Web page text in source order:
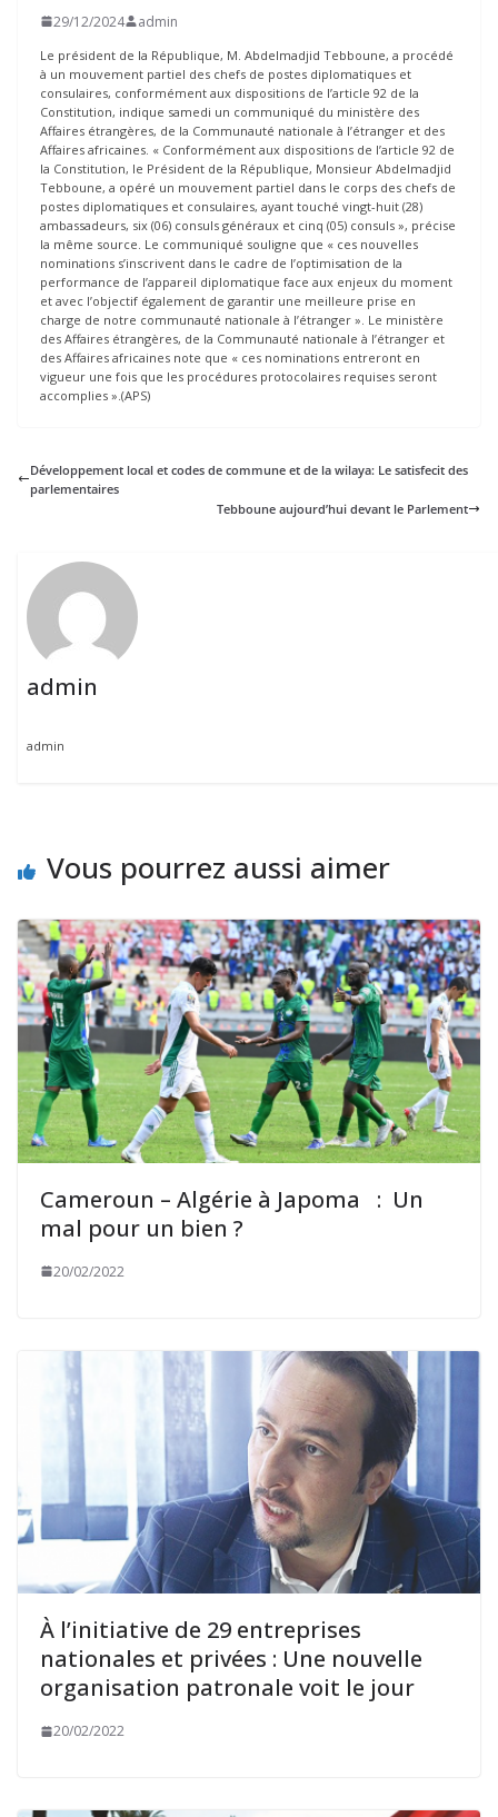
29/12/2024 admin
Le président de la République, M. Abdelmadjid Tebboune, a procédé
à un mouvement partiel des chefs de postes diplomatiques et
consulaires, conformément aux dispositions de l’article 92 de la
Constitution, indique samedi un communiqué du ministère des
Affaires étrangères, de la Communauté nationale à l’étranger et des
Affaires africaines. « Conformément aux dispositions de l’article 92 de
la Constitution, le Président de la République, Monsieur Abdelmadjid
Tebboune, a opéré un mouvement partiel dans le corps des chefs de
postes diplomatiques et consulaires, ayant touché vingt-huit (28)
ambassadeurs, six (06) consuls généraux et cinq (05) consuls », précise
la même source. Le communiqué souligne que « ces nouvelles
nominations s’inscrivent dans le cadre de l’optimisation de la
performance de l’appareil diplomatique face aux enjeux du moment
et avec l’objectif également de garantir une meilleure prise en
charge de notre communauté nationale à l’étranger ». Le ministère
des Affaires étrangères, de la Communauté nationale à l’étranger et
des Affaires africaines note que « ces nominations entreront en
vigueur une fois que les procédures protocolaires requises seront
accomplies ».(APS)
Développement local et codes de commune et de la wilaya: Le satisfecit des
parlementaires
Tebboune aujourd’hui devant le Parlement
admin
admin
Vous pourrez aussi aimer
Cameroun – Algérie à Japoma : Un
mal pour un bien ?
20/02/2022
À l’initiative de 29 entreprises
nationales et privées : Une nouvelle
organisation patronale voit le jour
20/02/2022